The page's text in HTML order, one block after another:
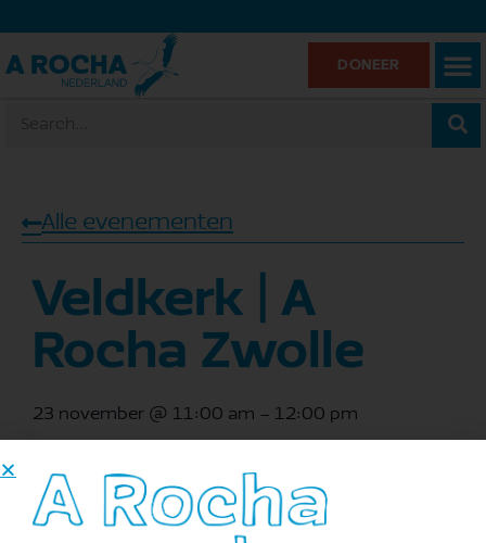
DONEER
Alle evenementen
Veldkerk | A
Rocha Zwolle
23 november @ 11:00 am - 12:00 pm
Toevoegen aan kalender